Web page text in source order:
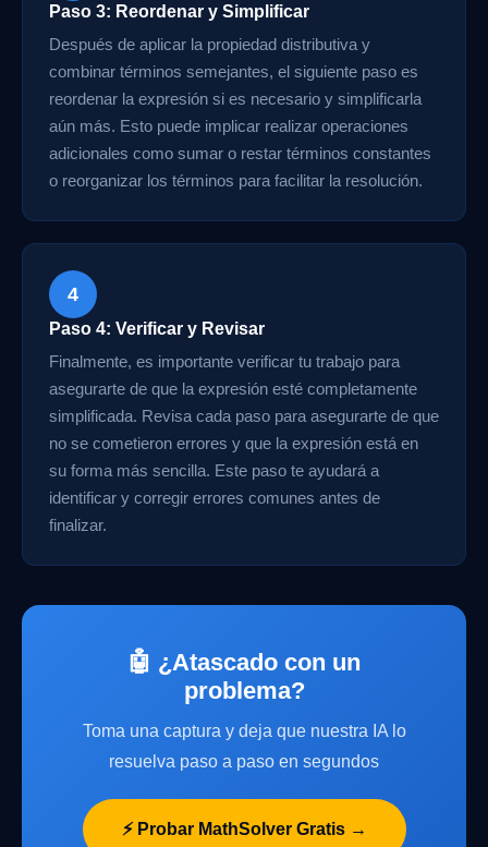
Paso 3: Reordenar y Simplificar
Después de aplicar la propiedad distributiva y
combinar términos semejantes, el siguiente paso es
reordenar la expresión si es necesario y simplificarla
aún más. Esto puede implicar realizar operaciones
adicionales como sumar o restar términos constantes
o reorganizar los términos para facilitar la resolución.
4
Paso 4: Verificar y Revisar
Finalmente, es importante verificar tu trabajo para
asegurarte de que la expresión esté completamente
simplificada. Revisa cada paso para asegurarte de que
no se cometieron errores y que la expresión está en
su forma más sencilla. Este paso te ayudará a
identificar y corregir errores comunes antes de
finalizar.
🤖 ¿Atascado con un
problema?
Toma una captura y deja que nuestra IA lo
resuelva paso a paso en segundos
⚡ Probar MathSolver Gratis →